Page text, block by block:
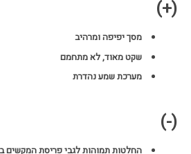
(+)
מסך יפיפה ומרהיב
שקט מאוד, לא מתחמם
מערכת שמע נהדרת
(-)
החלטות תמוהות לגבי פריסת המקשים